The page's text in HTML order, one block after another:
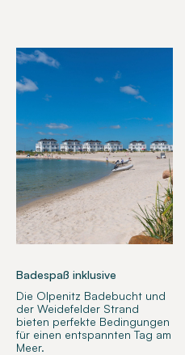
Badespaß inklusive
Die Olpenitz Badebucht und
der Weidefelder Strand
bieten perfekte Bedingungen
für einen entspannten Tag am
Meer.